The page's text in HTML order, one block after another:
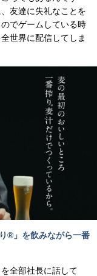
友達に失礼なことを
でゲームしている時
世界に配信してしま
®」を飲みながら一番
全部社長に話して